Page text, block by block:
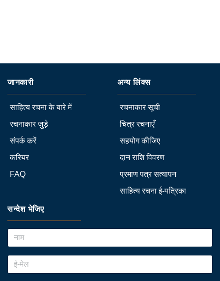
जानकारी
साहित्य रचना के बारे में
रचनाकार जुड़े
संपर्क करें
करियर
FAQ
अन्य लिंक्स
रचनाकार सूची
चित्र रचनाएँ
सहयोग कीजिए
दान राशि विवरण
प्रमाण पत्र सत्यापन
साहित्य रचना ई-पत्रिका
सन्देश भेजिए